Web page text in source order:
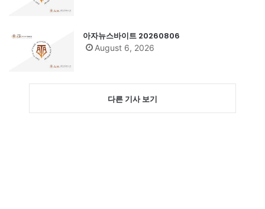
아자뉴스바이트 20260806
August 6, 2026
다른 기사 보기